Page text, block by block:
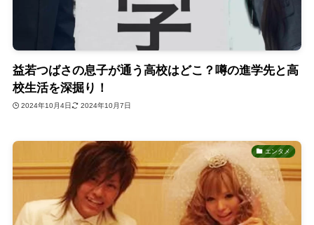
益若つばさの息子が通う高校はどこ？噂の進学先と高
校生活を深掘り！
2024年10月4日 2024年10月7日
エンタメ